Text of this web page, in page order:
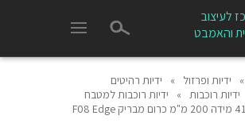
לעיצוב
והאמבט
» ידיות ופרזול »
ידיות רהיטים
ידיות רוכבות »
ידיות רוכבות למטבח
ורהיטים 41972 מידה 200 מ"מ כרום מבריק F08 Edge